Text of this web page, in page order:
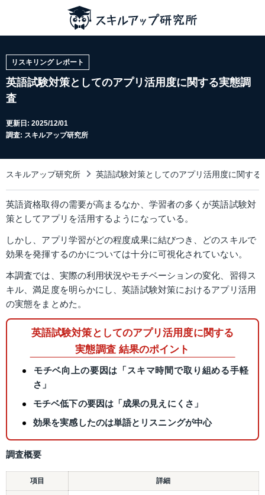
リスキリング レポート
英語試験対策としてのアプリ活用度に関する実態調
査
更新日: 2025/12/01
調査: スキルアップ研究所
スキルアップ研究所 英語試験対策としてのアプリ活用度に関する
英語資格取得の需要が高まるなか、学習者の多くが英語試験対
策としてアプリを活用するようになっている。
しかし、アプリ学習がどの程度成果に結びつき、どのスキルで
効果を発揮するのかについては十分に可視化されていない。
本調査では、実際の利用状況やモチベーションの変化、習得ス
キル、満足度を明らかにし、英語試験対策におけるアプリ活用
の実態をまとめた。
英語試験対策としてのアプリ活用度に関する
実態調査 結果のポイント
モチベ向上の要因は「スキマ時間で取り組める手軽
さ」
モチベ低下の要因は「成果の見えにくさ」
効果を実感したのは単語とリスニングが中心
調査概要
項目 詳細